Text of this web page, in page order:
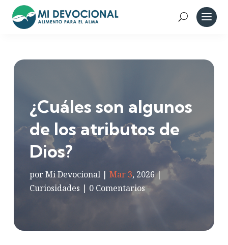
¿Cuáles son algunos
de los atributos de
Dios?
porMi Devocional |Mar 3, 2026|
Curiosidades | 0 Comentarios